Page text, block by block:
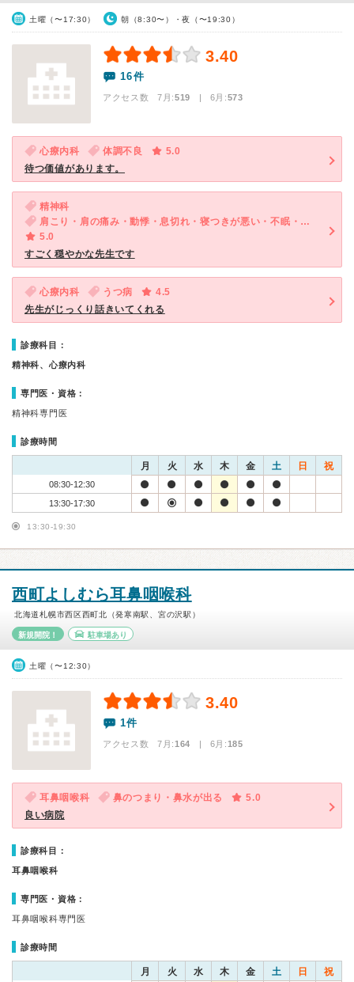
土曜（〜17:30） 朝（8:30〜）・夜（〜19:30）
3.40
16件
アクセス数 7月:519 | 6月:573
心療内科 体調不良
5.0
待つ価値があります。
精神科
肩こり・肩の痛み・動悸・息切れ・寝つきが悪い・不眠・気が滅入る・不安・気分が異常に高揚している・物忘れがひどい
5.0
すごく穏やかな先生です
心療内科 うつ病
4.5
先生がじっくり話きいてくれる
診療科目：
精神科、心療内科
専門医・資格：
精神科専門医
診療時間
月 火 水 木 金 土 日 祝
08:30-12:30
13:30-17:30
13:30-19:30
西町よしむら耳鼻咽喉科
北海道札幌市西区西町北（発寒南駅、宮の沢駅）
新規開院！ 駐車場あり
土曜（〜12:30）
3.40
1件
アクセス数 7月:164 | 6月:185
耳鼻咽喉科 鼻のつまり・鼻水が出る
5.0
良い病院
診療科目：
耳鼻咽喉科
専門医・資格：
耳鼻咽喉科専門医
診療時間
月 火 水 木 金 土 日 祝